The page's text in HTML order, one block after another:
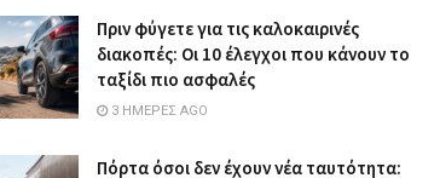
Πριν φύγετε για τις καλοκαιρινές
διακοπές: Οι 10 έλεγχοι που κάνουν το
ταξίδι πιο ασφαλές
3 ΗΜΈΡΕΣ AGO
Πόρτα όσοι δεν έχουν νέα ταυτότητα: